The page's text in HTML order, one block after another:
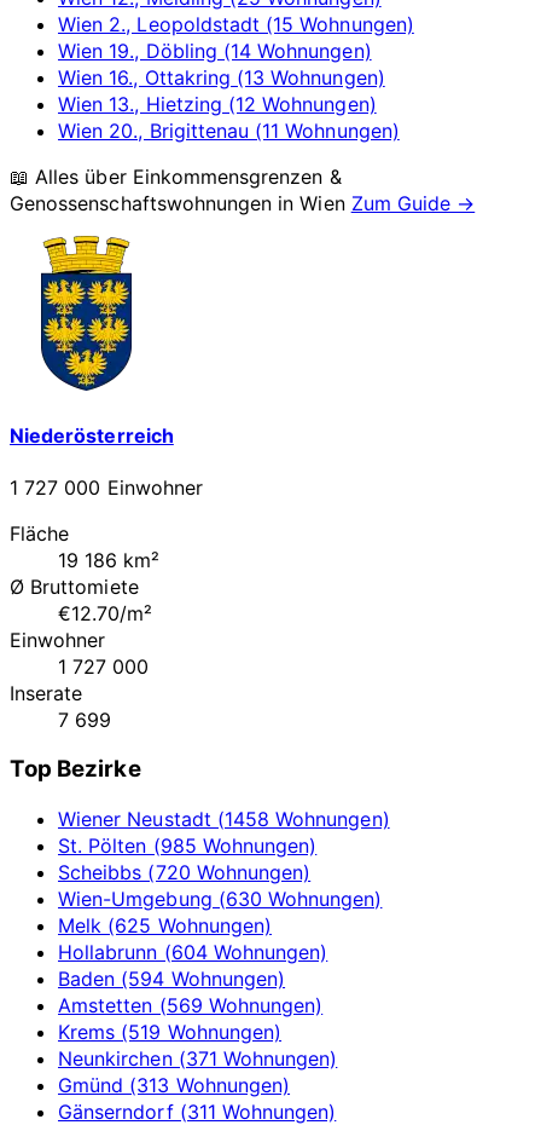
Wien 2., Leopoldstadt (15 Wohnungen)
Wien 19., Döbling (14 Wohnungen)
Wien 16., Ottakring (13 Wohnungen)
Wien 13., Hietzing (12 Wohnungen)
Wien 20., Brigittenau (11 Wohnungen)
📖 Alles über Einkommensgrenzen &
Genossenschaftswohnungen inWien Zum Guide →
Niederösterreich
1 727 000 Einwohner
Fläche
19 186 km²
Ø Bruttomiete
€12.70/m²
Einwohner
1 727 000
Inserate
7 699
Top Bezirke
Wiener Neustadt (1458 Wohnungen)
St. Pölten (985 Wohnungen)
Scheibbs (720 Wohnungen)
Wien-Umgebung (630 Wohnungen)
Melk (625 Wohnungen)
Hollabrunn (604 Wohnungen)
Baden (594 Wohnungen)
Amstetten (569 Wohnungen)
Krems (519 Wohnungen)
Neunkirchen (371 Wohnungen)
Gmünd (313 Wohnungen)
Gänserndorf (311 Wohnungen)